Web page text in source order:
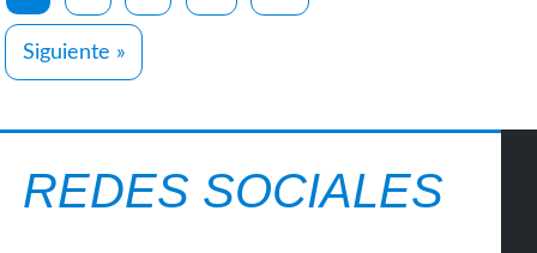
Siguiente »
REDES SOCIALES